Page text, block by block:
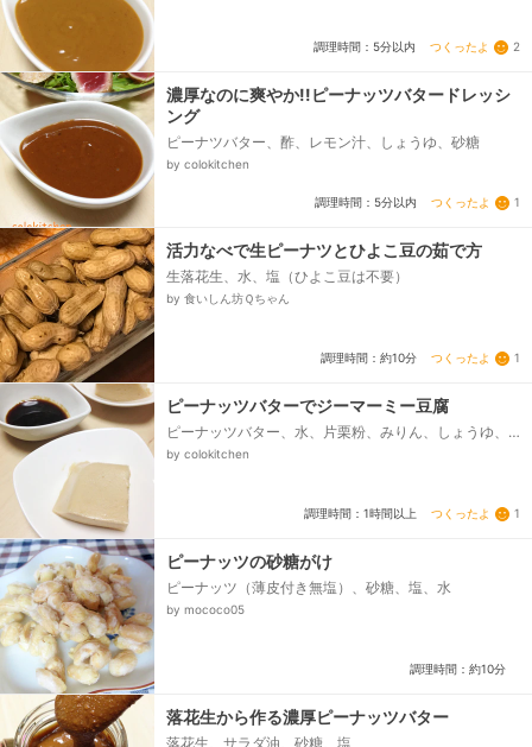
調理時間：5分以内 つくったよ 2
濃厚なのに爽やか!!ピーナッツバタードレッシ
ング
ピーナツバター、酢、レモン汁、しょうゆ、砂糖
by colokitchen
調理時間：5分以内 つくったよ 1
活力なべで生ピーナツとひよこ豆の茹で方
生落花生、水、塩（ひよこ豆は不要）
by 食いしん坊Ｑちゃん
調理時間：約10分 つくったよ 1
ピーナッツバターでジーマーミー豆腐
ピーナッツバター、水、片栗粉、みりん、しょうゆ、
砂糖
by colokitchen
調理時間：1時間以上 つくったよ 1
ピーナッツの砂糖がけ
ピーナッツ（薄皮付き無塩）、砂糖、塩、水
by mococo05
調理時間：約10分
落花生から作る濃厚ピーナッツバター
落花生、サラダ油、砂糖、塩